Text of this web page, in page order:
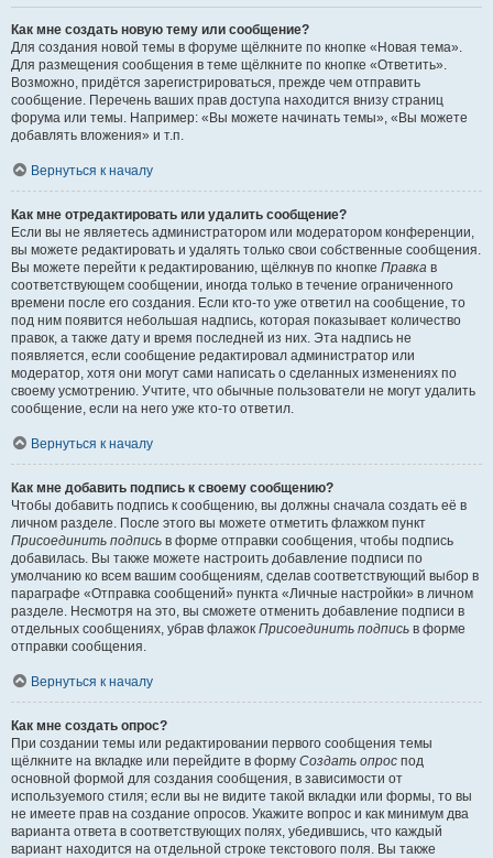
Как мне создать новую тему или сообщение?
Для создания новой темы в форуме щёлкните по кнопке «Новая тема».
Для размещения сообщения в теме щёлкните по кнопке «Ответить».
Возможно, придётся зарегистрироваться, прежде чем отправить
сообщение. Перечень ваших прав доступа находится внизу страниц
форума или темы. Например: «Вы можете начинать темы», «Вы можете
добавлять вложения» и т.п.
Вернуться к началу
Как мне отредактировать или удалить сообщение?
Если вы не являетесь администратором или модератором конференции,
вы можете редактировать и удалять только свои собственные сообщения.
Вы можете перейти к редактированию, щёлкнув по кнопке Правка в
соответствующем сообщении, иногда только в течение ограниченного
времени после его создания. Если кто-то уже ответил на сообщение, то
под ним появится небольшая надпись, которая показывает количество
правок, а также дату и время последней из них. Эта надпись не
появляется, если сообщение редактировал администратор или
модератор, хотя они могут сами написать о сделанных изменениях по
своему усмотрению. Учтите, что обычные пользователи не могут удалить
сообщение, если на него уже кто-то ответил.
Вернуться к началу
Как мне добавить подпись к своему сообщению?
Чтобы добавить подпись к сообщению, вы должны сначала создать её в
личном разделе. После этого вы можете отметить флажком пункт
Присоединить подпись в форме отправки сообщения, чтобы подпись
добавилась. Вы также можете настроить добавление подписи по
умолчанию ко всем вашим сообщениям, сделав соответствующий выбор в
параграфе «Отправка сообщений» пункта «Личные настройки» в личном
разделе. Несмотря на это, вы сможете отменить добавление подписи в
отдельных сообщениях, убрав флажок Присоединить подпись в форме
отправки сообщения.
Вернуться к началу
Как мне создать опрос?
При создании темы или редактировании первого сообщения темы
щёлкните на вкладке или перейдите в форму Создать опрос под
основной формой для создания сообщения, в зависимости от
используемого стиля; если вы не видите такой вкладки или формы, то вы
не имеете прав на создание опросов. Укажите вопрос и как минимум два
варианта ответа в соответствующих полях, убедившись, что каждый
вариант находится на отдельной строке текстового поля. Вы также